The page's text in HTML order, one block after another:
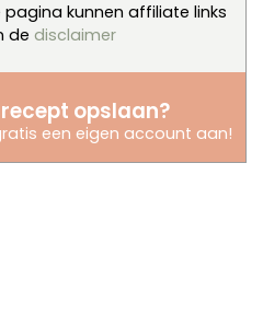
kunnen affiliate links
de
disclaimer
opslaan?
een eigen account aan!